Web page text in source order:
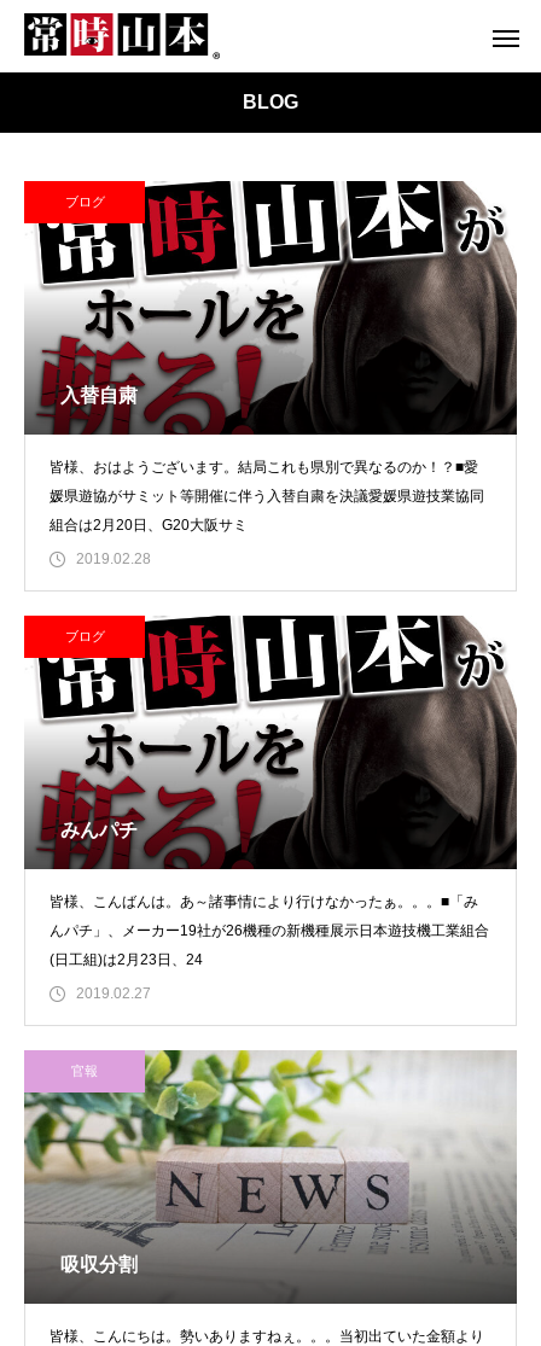
BLOG
ブログ
入替自粛
皆様、おはようございます。結局これも県別で異なるのか！？■愛
媛県遊協がサミット等開催に伴う入替自粛を決議愛媛県遊技業協同
組合は2月20日、G20大阪サミ
2019.02.28
ブログ
みんパチ
皆様、こんばんは。あ～諸事情により行けなかったぁ。。。■「み
んパチ」、メーカー19社が26機種の新機種展示日本遊技機工業組合
(日工組)は2月23日、24
2019.02.27
官報
吸収分割
皆様、こんにちは。勢いありますねぇ。。。当初出ていた金額より